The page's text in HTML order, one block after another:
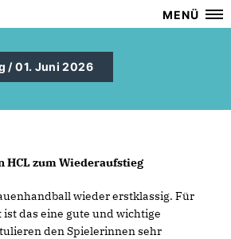
MENÜ
/ 01. Juni 2026
HCL zum Wiederaufstieg
wieder erstklassig. Für
das eine gute und wichtige
den Spielerinnen sehr